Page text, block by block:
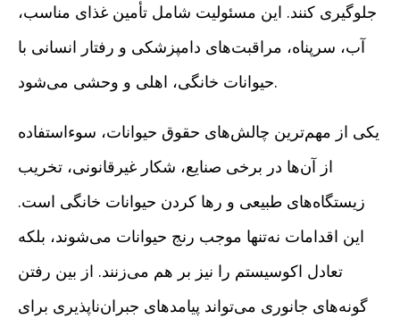
جلوگیری کنند. این مسئولیت شامل تأمین غذای مناسب،
آب، سرپناه، مراقبت‌های دامپزشکی و رفتار انسانی با
حیوانات خانگی، اهلی و وحشی می‌شود.
یکی از مهم‌ترین چالش‌های حقوق حیوانات، سوءاستفاده
از آن‌ها در برخی صنایع، شکار غیرقانونی، تخریب
زیستگاه‌های طبیعی و رها کردن حیوانات خانگی است.
این اقدامات نه‌تنها موجب رنج حیوانات می‌شوند، بلکه
تعادل اکوسیستم را نیز بر هم می‌زنند. از بین رفتن
گونه‌های جانوری می‌تواند پیامدهای جبران‌ناپذیری برای